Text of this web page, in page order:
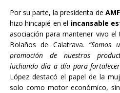
Por su parte, la presidenta de
hizo hincapié en el incansable
asociación para mantener vivo
Bolaños de Calatrava. “Somos
promoción de nuestros
luchando día a día para
López destacó el papel de la
solo como motor económico,